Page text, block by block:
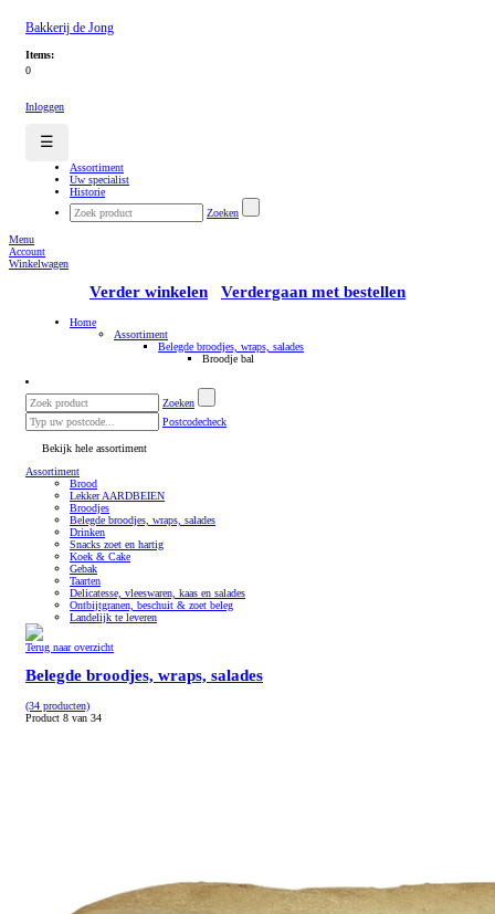
Bakkerij de Jong
Items:
0
Inloggen
☰
Assortiment
Uw specialist
Historie
Zoeken
Menu
Account
Winkelwagen
Verder winkelen Verdergaan met bestellen
Home
Assortiment
Belegde broodjes, wraps, salades
Broodje bal
Zoeken
Postcodecheck
Bekijk hele assortiment
Assortiment
Brood
Lekker AARDBEIEN
Broodjes
Belegde broodjes, wraps, salades
Drinken
Snacks zoet en hartig
Koek & Cake
Gebak
Taarten
Delicatesse, vleeswaren, kaas en salades
Ontbijtgranen, beschuit & zoet beleg
Landelijk te leveren
Terug naar overzicht
Belegde broodjes, wraps, salades
(34 producten)
Product 8 van 34